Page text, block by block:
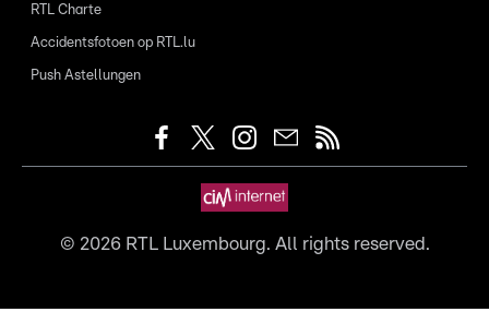
RTL Charte
Accidentsfotoen op RTL.lu
Push Astellungen
© 2026RTL Luxembourg. All rights reserved.